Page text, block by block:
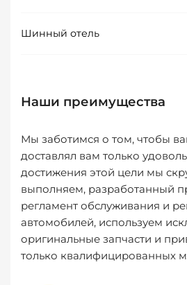
Шинный отель
Наши преимущества
Мы заботимся о том, чтобы
доставлял вам только
достижения этой цели мы
выполняем, разработанный
регламент обслуживания и
автомобилей, используем
оригинальные запчасти и
только квалифицированных